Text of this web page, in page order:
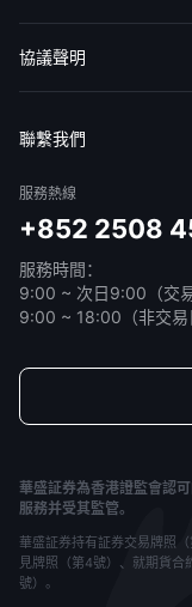
收費標準
交易工具
幫助中心
協議聲明
聯繫我們
服務熱線
+852 2508
服務時間：
9:00 ~ 次日9:00（交易
9:00 ~ 18:00（非交易
華盛証券為香港證監會認
服務并受其監管。
華盛証券持有証券交易牌照
見牌照（第4號）、就期貨
號）。